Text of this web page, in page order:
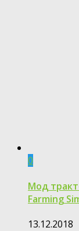
0
Мод
Farming
13.12.2018